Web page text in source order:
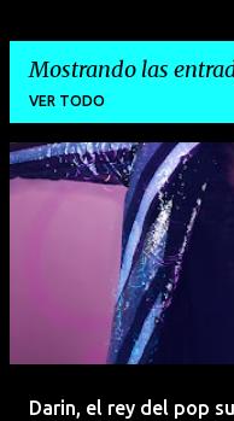
Mostrando las
VER TODO
E
Darin, el rey del pop